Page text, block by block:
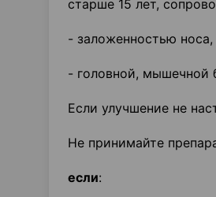
старше 15 лет,
- заложенностью
- головной, мышечной
Если улучшение не
Не принимайте
если: